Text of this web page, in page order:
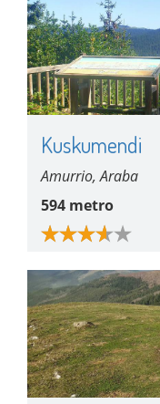
Kuskumendi
Amurrio, Araba
594 metro